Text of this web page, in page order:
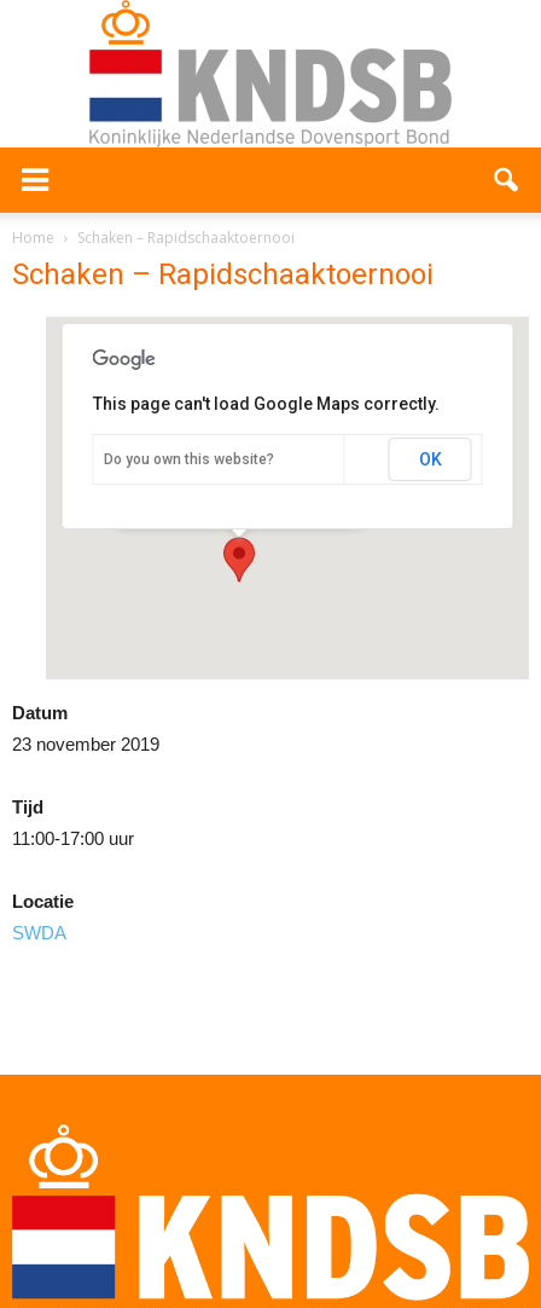
Home Schaken – Rapidschaaktoernooi
Schaken – Rapidschaaktoernooi
SWDA
This page can't load Google Maps correctly.
Do you own this website? OK
Datum
23 november 2019
Tijd
11:00-17:00 uur
Locatie
SWDA